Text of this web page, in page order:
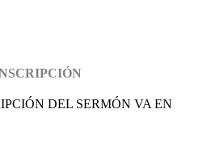
DEL SERMÓN VA EN